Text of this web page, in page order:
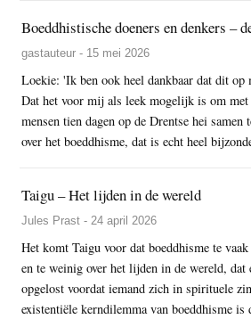
Boeddhistische doeners en denkers –
gastauteur - 15 mei 2026
Loekie: 'Ik ben ook heel dankbaar dat dit op
Dat het voor mij als leek mogelijk is om met
mensen tien dagen op de Drentse hei samen
over het boeddhisme, dat is echt heel
Taigu – Het lijden in de wereld
Jules Prast - 24 april 2026
Het komt Taigu voor dat boeddhisme te vaak
en te weinig over het lijden in de wereld, dat
opgelost voordat iemand zich in spirituele
existentiële kerndilemma van boeddhisme